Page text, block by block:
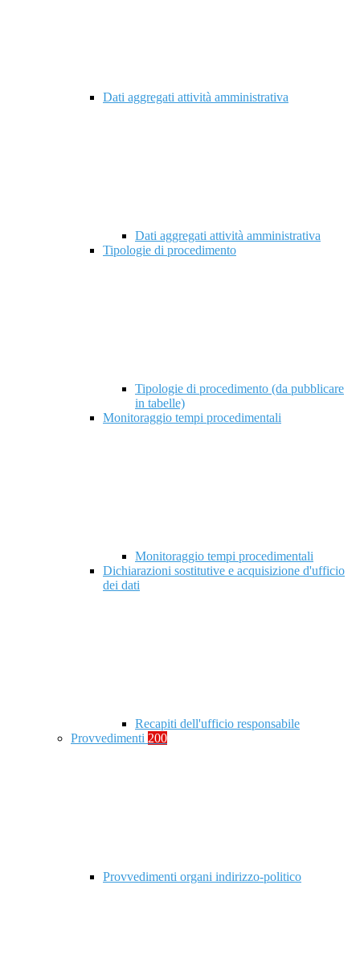
Dati aggregati attività amministrativa
Dati aggregati attività amministrativa
Tipologie di procedimento
Tipologie di procedimento (da pubblicare
in tabelle)
Monitoraggio tempi procedimentali
Monitoraggio tempi procedimentali
Dichiarazioni sostitutive e acquisizione d'ufficio
dei dati
Recapiti dell'ufficio responsabile
Provvedimenti 200
Provvedimenti organi indirizzo-politico